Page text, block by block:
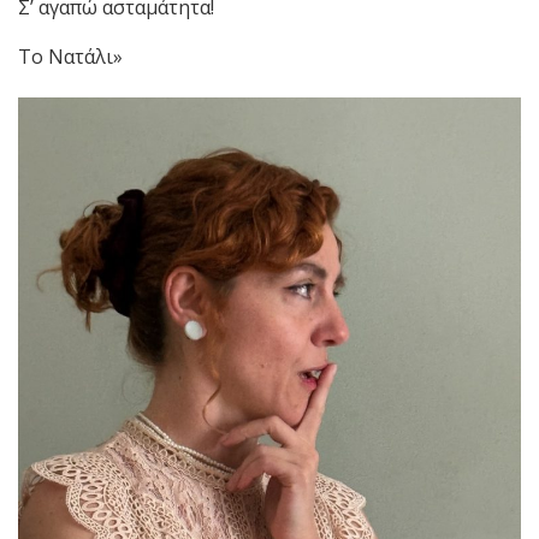
Σ’ αγαπώ ασταμάτητα!
Το Νατάλι»